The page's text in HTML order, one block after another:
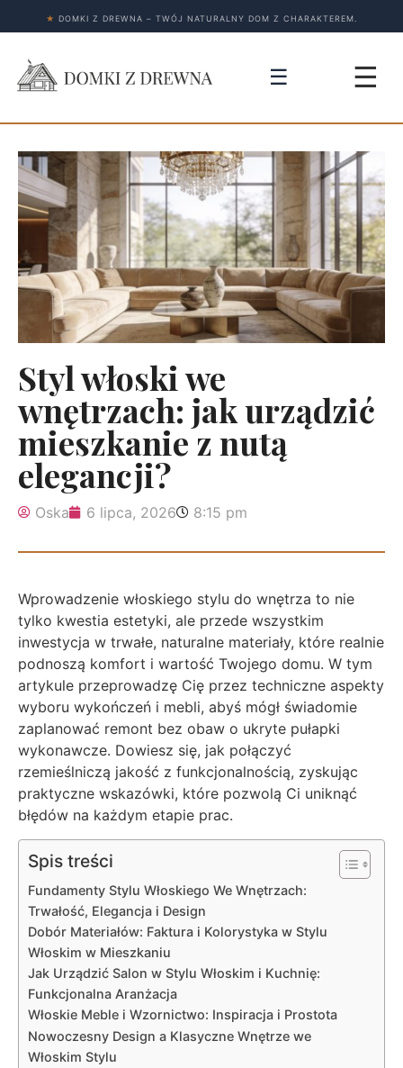
★ DOMKI Z DREWNA – TWÓJ NATURALNY DOM Z CHARAKTEREM.
☰ ☰
Styl włoski we
wnętrzach: jak urządzić
mieszkanie z nutą
elegancji?
Oska 6 lipca, 2026 8:15 pm
Wprowadzenie włoskiego stylu do wnętrza to nie
tylko kwestia estetyki, ale przede wszystkim
inwestycja w trwałe, naturalne materiały, które realnie
podnoszą komfort i wartość Twojego domu. W tym
artykule przeprowadzę Cię przez techniczne aspekty
wyboru wykończeń i mebli, abyś mógł świadomie
zaplanować remont bez obaw o ukryte pułapki
wykonawcze. Dowiesz się, jak połączyć
rzemieślniczą jakość z funkcjonalnością, zyskując
praktyczne wskazówki, które pozwolą Ci uniknąć
błędów na każdym etapie prac.
Spis treści
Fundamenty Stylu Włoskiego We Wnętrzach:
Trwałość, Elegancja i Design
Dobór Materiałów: Faktura i Kolorystyka w Stylu
Włoskim w Mieszkaniu
Jak Urządzić Salon w Stylu Włoskim i Kuchnię:
Funkcjonalna Aranżacja
Włoskie Meble i Wzornictwo: Inspiracja i Prostota
Nowoczesny Design a Klasyczne Wnętrze we
Włoskim Stylu